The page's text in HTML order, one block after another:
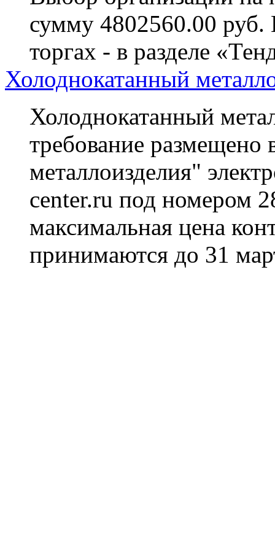
сумму 4802560.00
торгах - в разделе
Холоднокатанный
Холоднокатанный
требование размещено
металлоизделия"
center.ru под номером
максимальная цена
принимаются до 31